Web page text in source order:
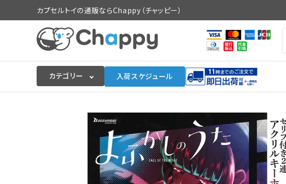
カプセルトイの通販ならChappy（チャッピー）
カテゴリー 入荷スケジュール
入荷スケジュールをチェック
カプセルトイマシン本体